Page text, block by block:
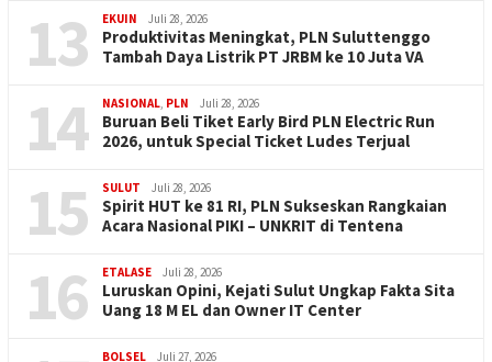
13 EKUIN Juli 28, 2026
Produktivitas Meningkat, PLN Suluttenggo
Tambah Daya Listrik PT JRBM ke 10 Juta VA
14 NASIONAL, PLN Juli 28, 2026
Buruan Beli Tiket Early Bird PLN Electric Run
2026, untuk Special Ticket Ludes Terjual
15 SULUT Juli 28, 2026
Spirit HUT ke 81 RI, PLN Sukseskan Rangkaian
Acara Nasional PIKI – UNKRIT di Tentena
16 ETALASE Juli 28, 2026
Luruskan Opini, Kejati Sulut Ungkap Fakta Sita
Uang 18 M EL dan Owner IT Center
BOLSEL Juli 27, 2026